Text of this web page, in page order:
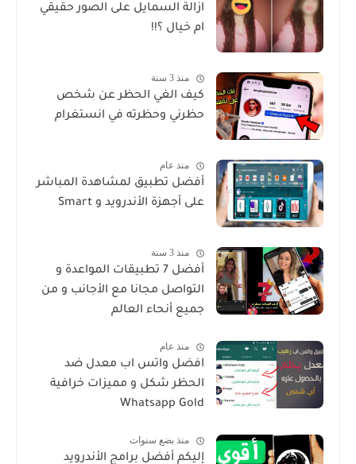
ازالة السمايل على الصور حقيقي
ام خيال ؟!!
منذ 3 سنة
كيف الغي الحظر عن شخص
حظرني وحظرته في انستغرام
منذ عام
أفضل تطبيق لمشاهدة المباشر
على أجهزة الأندرويد و Smart
منذ 3 سنة
أفضل 7 تطبيقات المواعدة و
التواصل مجانا مع الأجانب و من
جميع أنحاء العالم
منذ عام
افضل واتس اب معدل ضد
الحظر شكل و مميزات خرافية
Whatsapp Gold
منذ بضع سنوات
إليكم أفضل برامج الأندرويد